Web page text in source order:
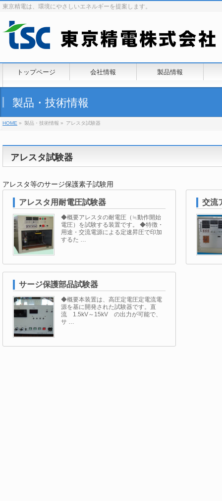
東京精電は、環境にやさしいエネルギーを提案します。
トップページ 会社情報 製品情報
製品・技術情報
HOME » 製品・技術情報 » アレスタ試験器
アレスタ試験器
アレスタ等のサージ保護素子試験用
アレスタ用耐電圧試験器
◆概要アレスタの耐電圧（≒動作開始
電圧）を試験する装置です。 ◆特徴・
用途・交流電源による定速昇圧で印加
するた …
交流
サージ保護部品試験器
◆概要本装置は、高圧定電圧定電流電
源を基に開発された試験器です。直
流 1.5kV～15kV の出力が可能で、
サ …